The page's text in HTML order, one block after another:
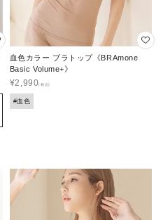
血色カラー ブラトップ《BRAmone
Basic Volume+》
¥2,990
#血色